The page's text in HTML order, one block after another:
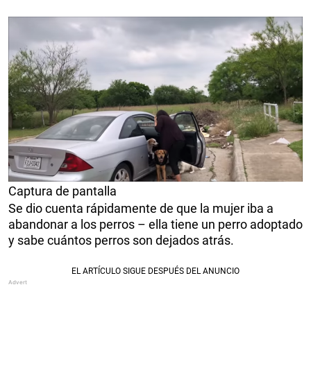
Captura de pantalla
Se dio cuenta rápidamente de que la mujer iba a
abandonar a los perros – ella tiene un perro adoptado
y sabe cuántos perros son dejados atrás.